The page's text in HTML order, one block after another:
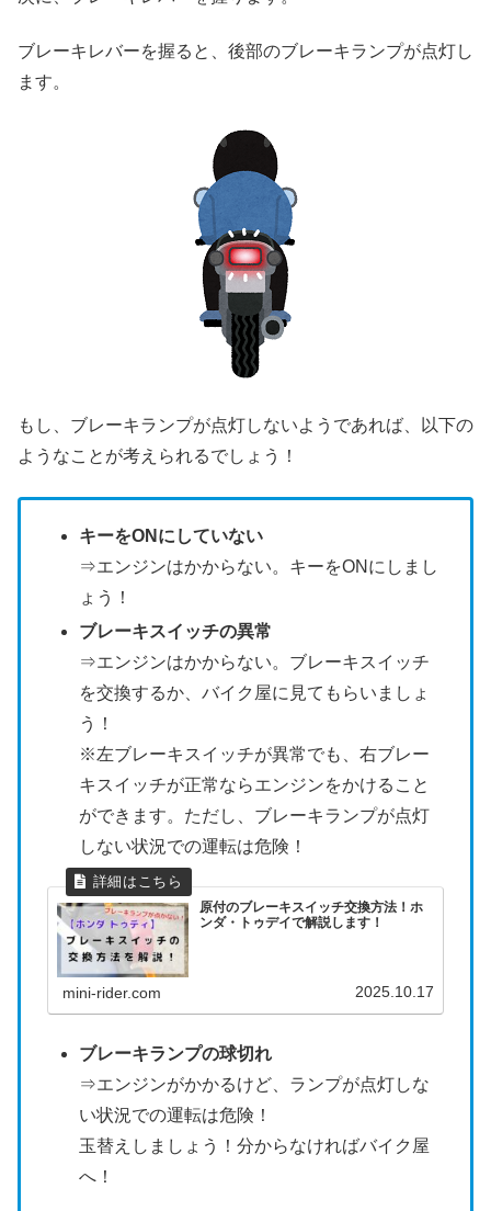
ブレーキレバーを握ると、後部のブレーキランプが点灯し
ます。
もし、ブレーキランプが点灯しないようであれば、以下の
ようなことが考えられるでしょう！
キーをONにしていない
⇒エンジンはかからない。キーをONにしまし
ょう！
ブレーキスイッチの異常
⇒エンジンはかからない。ブレーキスイッチ
を交換するか、バイク屋に見てもらいましょ
う！
※左ブレーキスイッチが異常でも、右ブレー
キスイッチが正常ならエンジンをかけること
ができます。ただし、ブレーキランプが点灯
しない状況での運転は危険！
原付のブレーキスイッチ交換方法！ホ
ンダ・トゥデイで解説します！
mini-rider.com 2025.10.17
ブレーキランプの球切れ
⇒エンジンがかかるけど、ランプが点灯しな
い状況での運転は危険！
玉替えしましょう！分からなければバイク屋
へ！